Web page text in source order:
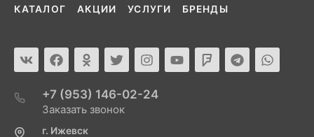
КАТАЛОГ АКЦИИ УСЛУГИ БРЕНДЫ
+7 (953) 146-02-24
Заказать звонок
г. Ижевск